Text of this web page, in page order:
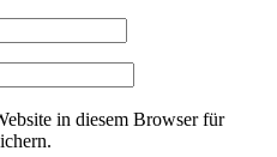
in diesem Browser für